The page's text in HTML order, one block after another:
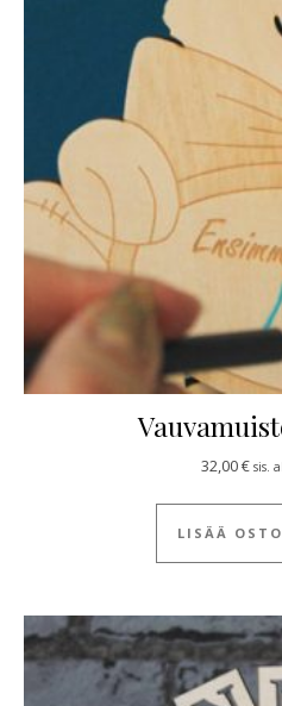
32,00€ sis.
LISÄÄ